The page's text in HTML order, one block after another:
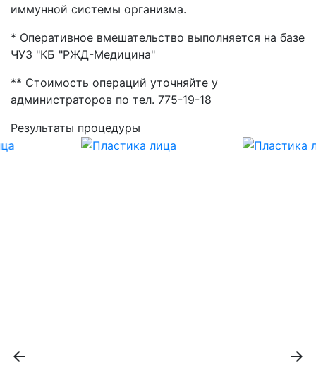
иммунной системы организма.
* Оперативное вмешательство выполняется на базе
ЧУЗ "КБ "РЖД-Медицина"
** Стоимость операций уточняйте у
администраторов по тел. 775-19-18
Результаты процедуры
arrow_back arrow_forward